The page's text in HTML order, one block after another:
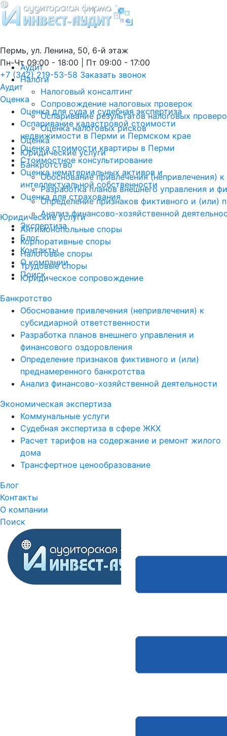
Пермь, ул. Ленина, 50, 6-й этаж
Пн-Чт 09:00 - 18:00 | Пт 09:00 - 17:00
+7 (342) 219-53-58 Заказать звонок
Аудит
Оценка
Оценка для суда и судебная экспертиза
Оспаривание кадастровой стоимости
недвижимости в Перми и Пермском крае
Оценка стоимости квартиры в Перми
Стоимостное консультирование
Оценка нематериальных активов и
интеллектуальной собственности
Оценка для страхования
Юридические услуги
Антимонопольные споры
Корпоративные споры
Налоговые споры
Трудовые споры
Юридическое сопровождение
Банкротство
Обоснование привлечения (непривлечения) к
субсидиарной ответственности
Разработка планов внешнего управления и
финансового оздоровления
Определение признаков фиктивного и (или)
преднамеренного банкротства
Анализ финансово-хозяйственной деятельности
Экономическая экспертиза
Коммунальные услуги
Судебная экспертиза в сфере ЖКХ
Расчет тарифов на содержание и ремонт жилого
дома
Трансфертное ценообразование
Блог
Контакты
О компании
Поиск
Аудит
Налоги
Налоговый консалтинг
Сопровождение налоговых проверок
Оспаривание результатов налоговых
Оценка налоговых рисков
Оценка
Юридические услуги
Банкротство
Обоснование привлечения (непривлечения)
Разработка планов внешнего управления и
Определение признаков фиктивного и (или)
Анализ финансово-хозяйственной
Экспертиза
Блог
Контакты
О компании
Поиск